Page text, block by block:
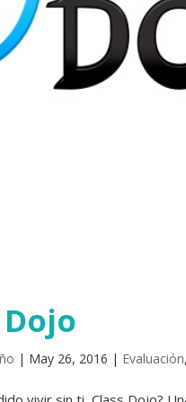
| May 26, 2016 | Evaluación